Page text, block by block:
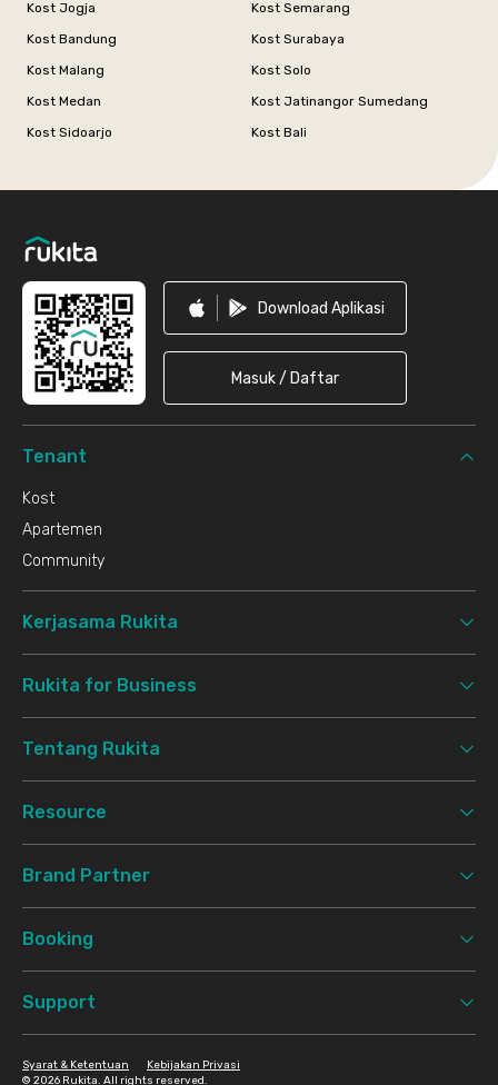
Kost Jogja
Kost Semarang
Kost Bandung
Kost Surabaya
Kost Malang
Kost Solo
Kost Medan
Kost Jatinangor Sumedang
Kost Sidoarjo
Kost Bali
Download Aplikasi
Masuk / Daftar
Tenant
Kost
Apartemen
Community
Kerjasama Rukita
Rukita for Business
Tentang Rukita
Resource
Brand Partner
Booking
Support
© 2026 Rukita. All rights reserved.
Syarat & Ketentuan Kebijakan Privasi